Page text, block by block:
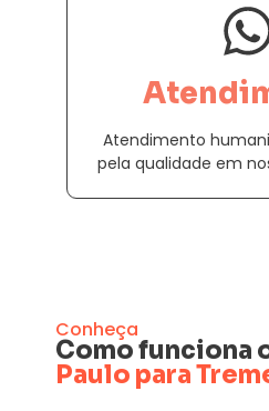
Atendimento
pela qualidade em
Conheça
Como funciona
Paulo para